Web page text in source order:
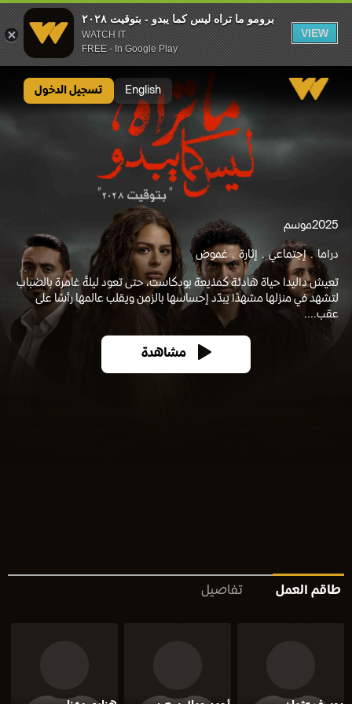
برومو ما تراه ليس كما يبدو - بتوقيت ٢٠٢٨
WATCH IT
FREE - In Google Play
VIEW
English تسجيل الدخول
2025موسم
دراما إجتماعي إثارة غموض
تعيش داليدا حياة هادئة كمذيعة بودكاست، حتى تعود ليلةً غامرة بالضباب
لتشهد في منزلها مشهدًا يبدّد إحساسها بالزمن ويقلب عالمها رأسًا على
عقب....
مشاهدة
طاقم العمل تفاصيل